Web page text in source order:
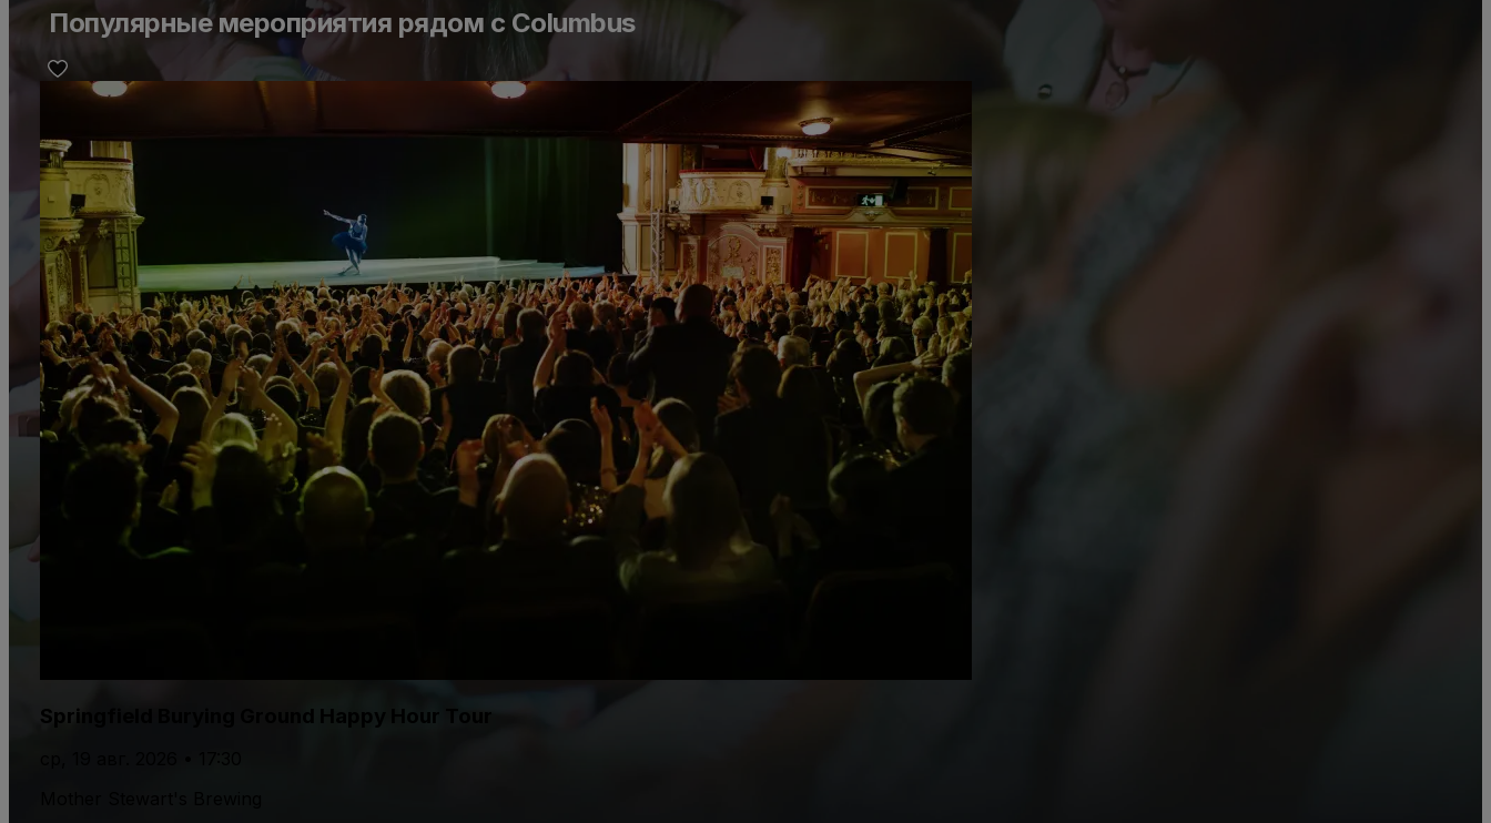
Популярные мероприятия рядом с Columbus
Springfield Burying Ground Happy Hour Tour